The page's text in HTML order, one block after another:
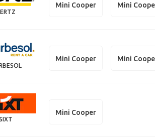
Mini Cooper Mini
Mini Cooper Mini
Mini Cooper